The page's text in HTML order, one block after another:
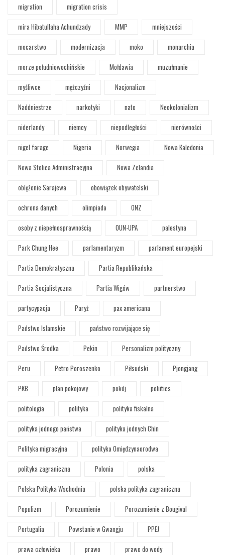
migration
migration crisis
mira Hibatullaha Achundzady
MMP
mniejszości
mocarstwo
modernizacja moko
monarchia
morze południowochińskie
Mołdawia
muzułmanie
myśliwce
mężczyźni
Nacjonalizm
Naddniestrze
narkotyki nato
Neokolonializm
niderlandy
niemcy niepodległości
nierówności
nigel farage
Nigeria Norwegia
Nowa Kaledonia
Nowa Stolica Administracyjna
Nowa Zelandia
oblężenie Sarajewa
obowiązek obywatelski
ochrona danych
olimpiada
ONZ
osoby z niepełnosprawnością
OUN-UPA
palestyna
Park Chung Hee
parlamentaryzm
parlament europejski
Partia Demokratyczna
Partia Republikańska
Partia Socjalistyczna
Partia Wigów
partnerstwo
partycypacja
Paryż
pax americana
Państwo Islamskie
państwo rozwijające się
Państwo Środka
Pekin
Personalizm polityczny
Peru
Petro Poroszenko Piłsudski
Pjongjang
PKB
plan pokojowy pokój
poliitics
politologia
polityka
polityka fiskalna
polityka jednego państwa
polityka jednych Chin
Polityka migracyjna
polityka Omiędzynaorodwa
polityka zagraniczna
Polonia
polska
Polska Polityka Wschodnia
polska polityka zagraniczna
Populizm
Porozumienie
Porozumienie z Bougival
Portugalia
Powstanie w Gwangju
PPEJ
prawa człowieka
prawo prawo do wody